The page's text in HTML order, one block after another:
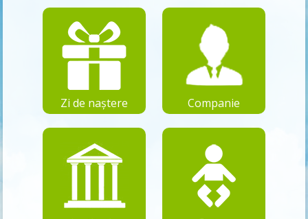
Zi de naștere Companie